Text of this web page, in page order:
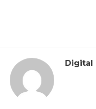
Digital